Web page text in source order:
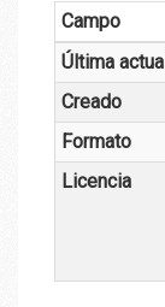
Campo
Última
Creado
Formato
Licencia